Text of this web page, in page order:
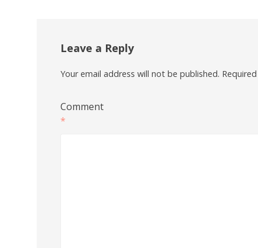
Leave a Reply
Your email address will not be published.
Comment
*